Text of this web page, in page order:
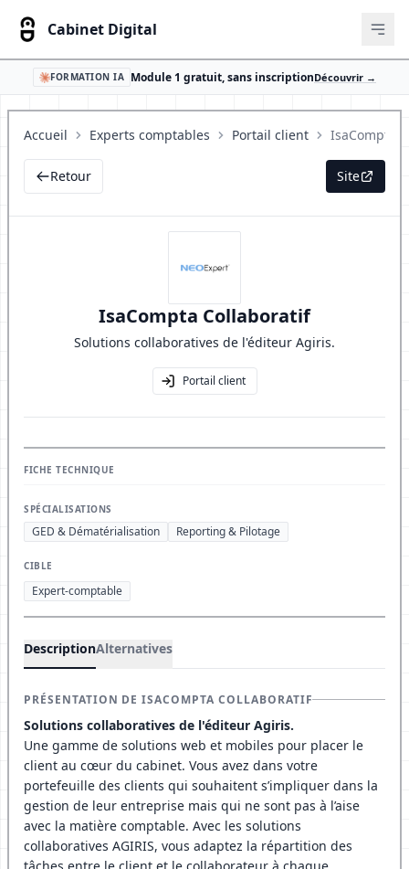
Cabinet Digital
FORMATION IA Module 1 gratuit, sans inscriptionDécouvrir →
Accueil Experts comptables Portail client
Retour Site
IsaCompta Collaboratif
Solutions collaboratives de l'éditeur Agiris.
Portail client
FICHE TECHNIQUE
SPÉCIALISATIONS
GED & Dématérialisation Reporting & Pilotage
CIBLE
Expert-comptable
DescriptionAlternatives
PRÉSENTATION DE ISACOMPTA COLLABORATIF
Solutions collaboratives de l'éditeur Agiris.
Une gamme de solutions web et mobiles pour placer le
client au cœur du cabinet. Vous avez dans votre
portefeuille des clients qui souhaitent s’impliquer dans la
gestion de leur entreprise mais qui ne sont pas à l’aise
avec la matière comptable. Avec les solutions
collaboratives AGIRIS, vous adaptez la répartition des